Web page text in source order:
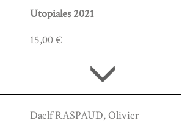
Utopiales 2021
15,00 €
Daelf RASPAUD, Olivier